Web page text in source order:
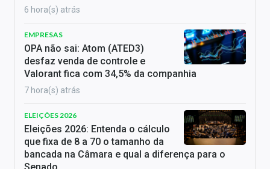
6 hora(s) atrás
EMPRESAS
OPA não sai: Atom (ATED3)
desfaz venda de controle e
Valorant fica com 34,5% da companhia
7 hora(s) atrás
ELEIÇÕES 2026
Eleições 2026: Entenda o cálculo
que fixa de 8 a 70 o tamanho da
bancada na Câmara e qual a diferença para o